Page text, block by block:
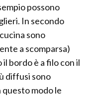
possono
In secondo
sono
a scomparsa)
bordo è a filo con il
diffusi sono
modo le